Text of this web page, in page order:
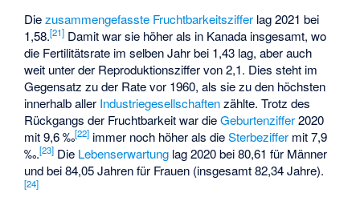
Diezusammengefasste Fruchtbarkeitsziffer lag 2021 bei
1,58.[21] Damit war sie höher als in Kanada insgesamt, wo
die Fertilitätsrate im selben Jahr bei 1,43 lag, aber auch
weit unter der Reproduktionsziffer von 2,1. Dies steht im
Gegensatz zu der Rate vor 1960, als sie zu den höchsten
innerhalb aller Industriegesellschaftenzählte. Trotz des
Rückgangs der Fruchtbarkeit war dieGeburtenziffer2020
mit 9,6 ‰[22] immer noch höher als dieSterbeziffer mit 7,9
‰.[23] Die Lebenserwartung lag 2020 bei 80,61 für Männer
und bei 84,05 Jahren für Frauen (insgesamt 82,34 Jahre).
[24]